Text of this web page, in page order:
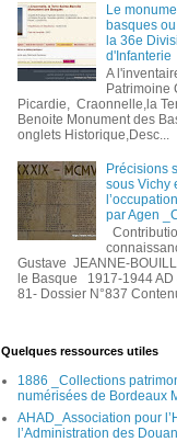
Le
basques
la 36e
d'Infanterie
A
Patrimoine
Picardie, Craonnelle,la
Benoite Monument des
onglets Historique,Desc...
Précisions
sous Vichy
par Agen
Gustave JEANNE-
le Basque 1917-1944 AD
81- Dossier N°837
Quelques ressources utiles
1886 _Collections
numérisées de Bordeaux
AHAD_Association pour
l’Administration des